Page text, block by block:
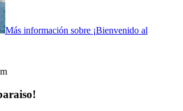
Más información sobre ¡Bienvenido al